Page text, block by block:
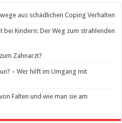
aus schädlichen Coping Verhalten
bei Kindern: Der Weg zum strahlenden
Zahnarzt?
– Wer hilft im Umgang mit
Falten und wie man sie am